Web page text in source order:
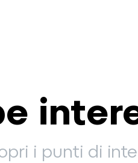
i punti di